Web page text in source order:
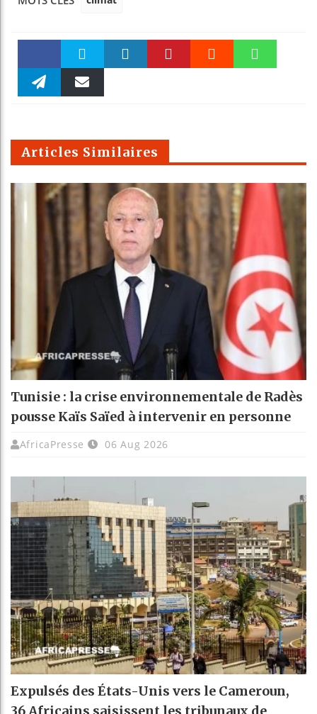
Faceboo Twitter
m
Articles Similaires
Tunisie : la crise environnementale de Radès
pousse Kaïs Saïed à intervenir en personne
AfricaPresse 06 Aug 2026
Expulsés des États-Unis vers le Cameroun,